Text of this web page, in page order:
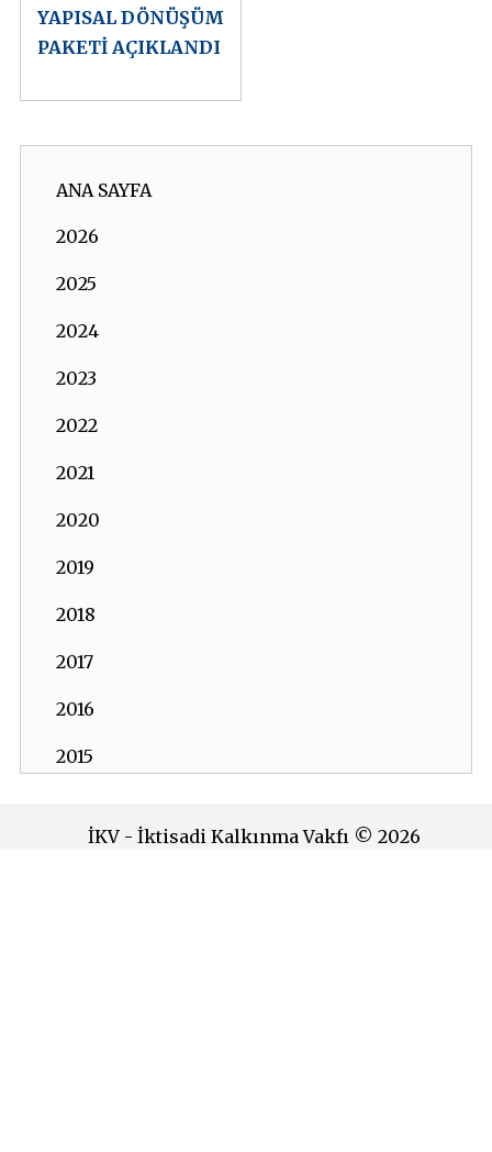
YAPISAL DÖNÜŞÜM
PAKETİ AÇIKLANDI
ANA SAYFA
2026
2025
2024
2023
2022
2021
2020
2019
2018
2017
2016
2015
2013
İKV - İktisadi Kalkınma Vakfı © 2026